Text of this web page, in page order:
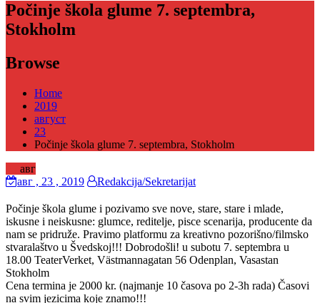
Počinje škola glume 7. septembra,
Stokholm
Browse
Home
2019
август
23
Počinje škola glume 7. septembra, Stokholm
авг
авг , 23 , 2019 Redakcija/Sekretarijat
Počinje škola glume i pozivamo sve nove, stare, stare i mlade,
iskusne i neiskusne: glumce, reditelje, pisce scenarija, producente da
nam se pridruže. Pravimo platformu za kreativno pozorišno/filmsko
stvaralaštvo u Švedskoj!!! Dobrodošli! u subotu 7. septembra u
18.00 TeaterVerket, Västmannagatan 56 Odenplan, Vasastan
Stokholm
Cena termina je 2000 kr. (najmanje 10 časova po 2-3h rada) Časovi
na svim jezicima koje znamo!!!